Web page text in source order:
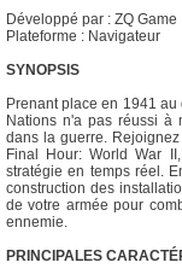
Développé par : ZQ Game
Plateforme : Navigateur
SYNOPSIS
Prenant place en 1941
Nations n'a pas réussi à
dans la guerre.
Final Hour: World War
stratégie en temps réel.
construction des
de votre armée pour
ennemie.
PRINCIPALES